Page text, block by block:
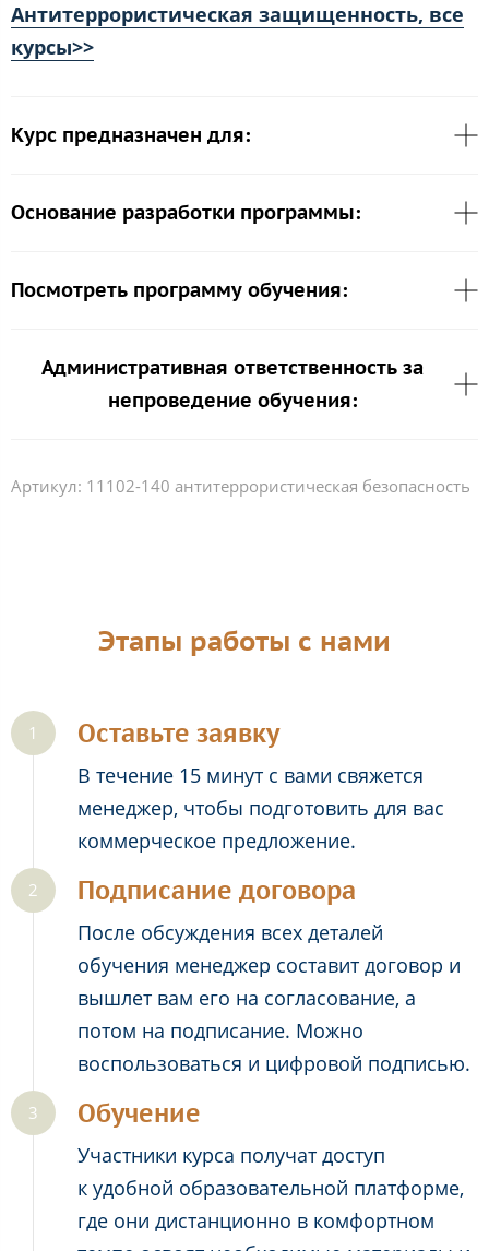
Антитеррористическая защищенность, все
курсы>>
Курс предназначен для:
Основание разработки программы:
Посмотреть программу обучения:
Административная ответственность за
непроведение обучения:
Артикул: 11102-140 антитеррористическая безопасность
Этапы работы с нами
Оставьте заявку
В течение 15 минут с вами свяжется
менеджер, чтобы подготовить для вас
коммерческое предложение.
Подписание договора
После обсуждения всех деталей
обучения менеджер составит договор и
вышлет вам его на согласование, а
потом на подписание. Можно
воспользоваться и цифровой подписью.
Обучение
Участники курса получат доступ
к удобной образовательной платформе,
где они дистанционно в комфортном